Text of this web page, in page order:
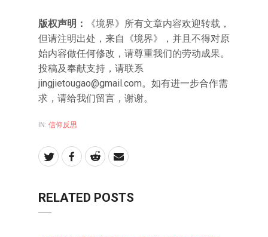
版权声明：
《境界》所有文章内容欢迎转载，
但请注明出处，来自《境界》，并且不得对原
始内容做任何修改，请尊重我们的劳动成果。
投稿及奉献支持，请联系
jingjietougao@gmail.com。如有进一步合作需
求，请给我们留言，谢谢。
IN: 信仰反思
RELATED POSTS